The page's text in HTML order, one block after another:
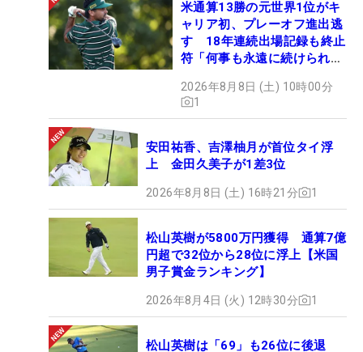
米通算13勝の元世界1位がキ
ャリア初、プレーオフ進出逃
す 18年連続出場記録も終止
符「何事も永遠に続けられな
2026年8月8日 (土) 10時00分
1
安田祐香、吉澤柚月が首位タイ浮
上 金田久美子が1差3位
2026年8月8日 (土) 16時21分 1
松山英樹が5800万円獲得 通算7億
円超で32位から28位に浮上【米国
男子賞金ランキング】
2026年8月4日 (火) 12時30分 1
松山英樹は「69」も26位に後退